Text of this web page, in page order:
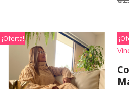
¡Oferta!